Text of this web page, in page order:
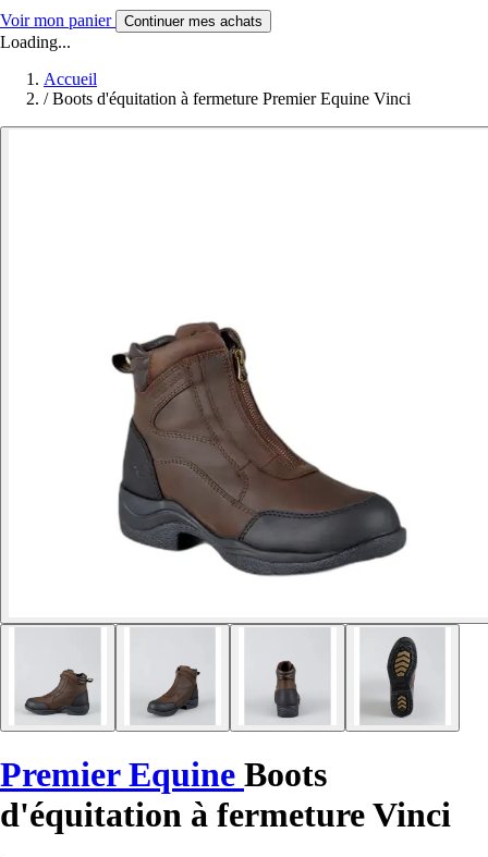
Voir mon panier Continuer mes achats
Loading...
Accueil
/ Boots d'équitation à fermeture Premier Equine Vinci
Premier Equine Boots
d'équitation à fermeture Vinci